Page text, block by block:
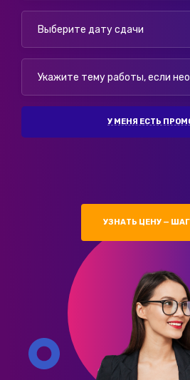
У МЕНЯ ЕСТЬ
УЗНАТЬ ЦЕНУ — ШАГ